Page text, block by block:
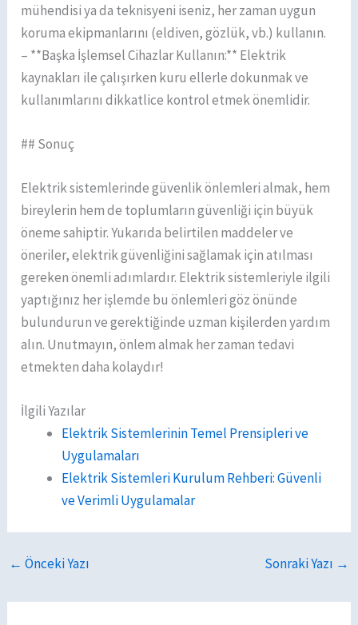
mühendisi ya da teknisyeni iseniz, her zaman uygun
koruma ekipmanlarını (eldiven, gözlük, vb.) kullanın.
– **Başka İşlemsel Cihazlar Kullanın:** Elektrik
kaynakları ile çalışırken kuru ellerle dokunmak ve
kullanımlarını dikkatlice kontrol etmek önemlidir.
## Sonuç
Elektrik sistemlerinde güvenlik önlemleri almak, hem
bireylerin hem de toplumların güvenliği için büyük
öneme sahiptir. Yukarıda belirtilen maddeler ve
öneriler, elektrik güvenliğini sağlamak için atılması
gereken önemli adımlardır. Elektrik sistemleriyle ilgili
yaptığınız her işlemde bu önlemleri göz önünde
bulundurun ve gerektiğinde uzman kişilerden yardım
alın. Unutmayın, önlem almak her zaman tedavi
etmekten daha kolaydır!
İlgili Yazılar
Elektrik Sistemlerinin Temel Prensipleri ve
Uygulamaları
Elektrik Sistemleri Kurulum Rehberi: Güvenli
ve Verimli Uygulamalar
← Önceki Yazı Sonraki Yazı →